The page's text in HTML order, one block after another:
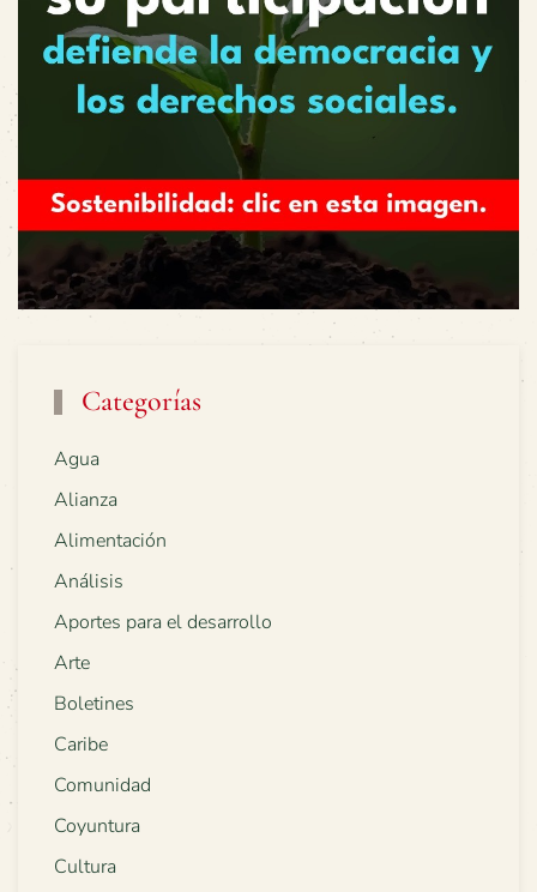
Categorías
Agua
Alianza
Alimentación
Análisis
Aportes para el desarrollo
Arte
Boletines
Caribe
Comunidad
Coyuntura
Cultura